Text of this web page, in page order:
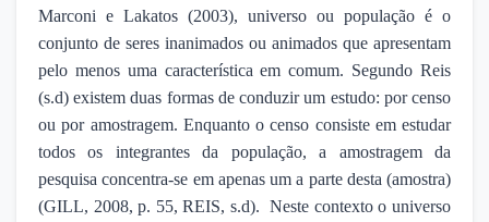
Marconi e Lakatos (2003), universo ou população é o
conjunto de seres inanimados ou animados que apresentam
pelo menos uma característica em comum. Segundo Reis
(s.d) existem duas formas de conduzir um estudo: por censo
ou por amostragem. Enquanto o censo consiste em estudar
todos os integrantes da população, a amostragem da
pesquisa concentra-se em apenas um a parte desta (amostra)
(GILL, 2008, p. 55, REIS, s.d). Neste contexto o universo